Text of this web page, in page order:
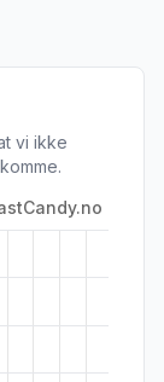
vi ikke